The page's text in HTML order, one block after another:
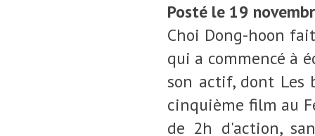
Posté le 19
Choi Dong-hoon
qui a commencé à
son actif, dont Les
cinquième film au
de 2h d'action,